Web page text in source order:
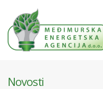
Novosti